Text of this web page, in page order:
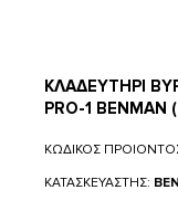
ΚΛΑΔΕΥΤΗΡΙ
PRO-1 BENMAN
ΚΩΔΙΚΟΣ
ΚΑΤΑΣΚΕΥΑΣΤΗΣ: